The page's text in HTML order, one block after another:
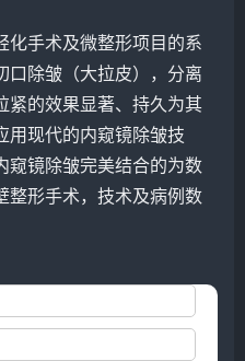
化手术及微整形项目的系
口除皱（大拉皮），分离
紧的效果显著、持久为其
用现代的内窥镜除皱技
窥镜除皱完美结合的为数
整形手术，技术及病例数